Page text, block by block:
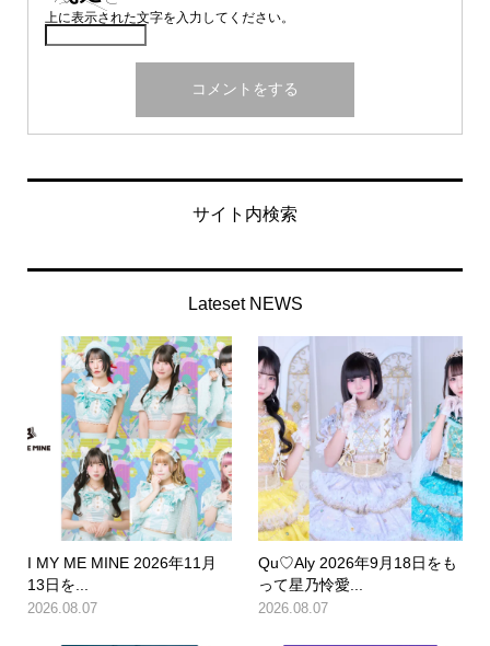
上に表示された文字を入力してください。
サイト内検索
Lateset NEWS
I MY ME MINE 2026年11月
13日を...
2026.08.07
Qu♡Aly 2026年9月18日をも
って星乃怜愛...
2026.08.07